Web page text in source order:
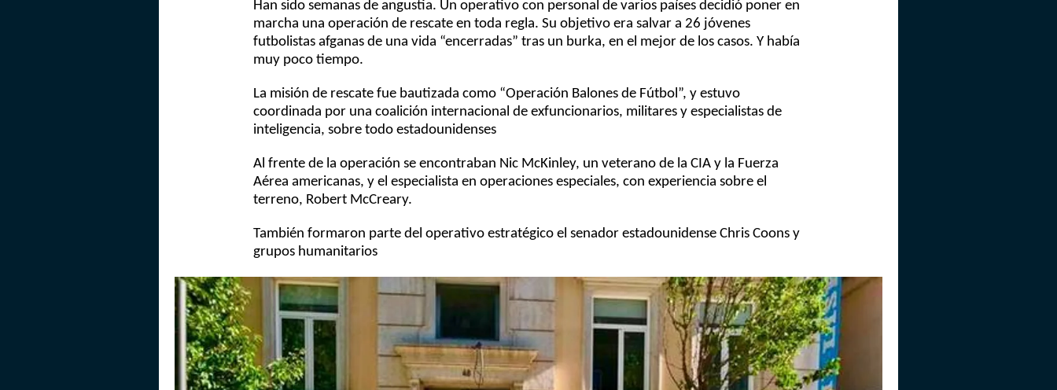
Han sido semanas de angustia. Un operativo con personal de varios países decidió poner en
marcha una operación de rescate en toda regla. Su objetivo era salvar a 26 jóvenes
futbolistas afganas de una vida “encerradas” tras un burka, en el mejor de los casos. Y había
muy poco tiempo.
La misión de rescate fue bautizada como “Operación Balones de Fútbol”, y estuvo
coordinada por una coalición internacional de exfuncionarios, militares y especialistas de
inteligencia, sobre todo estadounidenses
Al frente de la operación se encontraban Nic McKinley, un veterano de la CIA y la Fuerza
Aérea americanas, y el especialista en operaciones especiales, con experiencia sobre el
terreno, Robert McCreary.
También formaron parte del operativo estratégico el senador estadounidense Chris Coons y
grupos humanitarios